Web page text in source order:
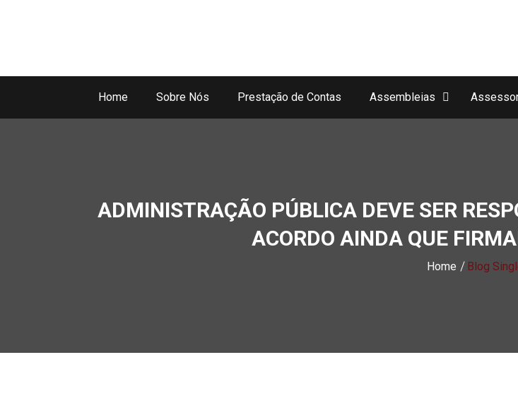
Home Sobre Nós Prestação de Contas Assembleias
ADMINISTRAÇÃO PÚBLICA DEVE SER
ACORDO AINDA QUE
Home Blog